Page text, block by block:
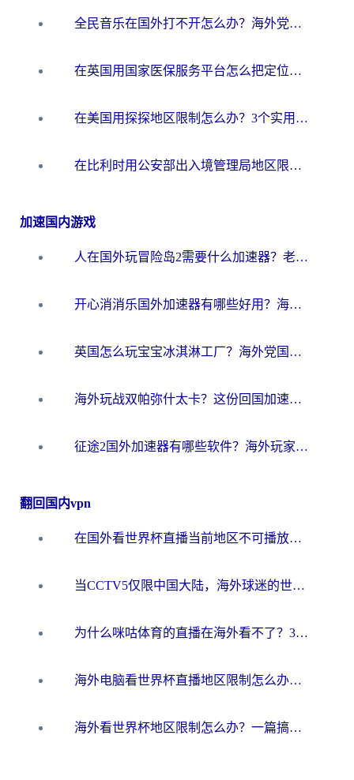
全民音乐在国外打不开怎么办？海外党亲测有效的回国加速方案
在英国用国家医保服务平台怎么把定位修改到中国国内？海外党必看的解决指南（附腾讯视频伊对可用方法）
在美国用探探地区限制怎么办？3个实用技巧帮你搞定（附咪咕豆瓣音乐限制破解法）
在比利时用公安部出入境管理局地区限制怎么办？3步搞定+欧洲杯观赛&香港购物指南
加速国内游戏
人在国外玩冒险岛2需要什么加速器？老玩家亲测有效的选择指南
开心消消乐国外加速器有哪些好用？海外党亲测不踩坑指南（附塔瑞斯世界Online流畅技巧）
英国怎么玩宝宝冰淇淋工厂？海外党国服游戏加速避坑指南（附挪威装甲风暴解决方案）
海外玩战双帕弥什太卡？这份回国加速器终极指南帮你告别延迟（附打球球大作战古今江湖加速方案）
征途2国外加速器有哪些软件？海外玩家亲测实用指南（附非洲梦幻西游加速技巧）
翻回国内vpn
在国外看世界杯直播当前地区不可播放？海外党必看的回国加速全攻略
当CCTV5仅限中国大陆，海外球迷的世界杯狂欢如何继续？
为什么咪咕体育的直播在海外看不了？3步解决海外看世界杯+抖音地区限制难题
海外电脑看世界杯直播地区限制怎么办？你需要一个聪明的加速器
海外看世界杯地区限制怎么办？一篇搞定咪咕视频播放+国内资源无缝访问指南